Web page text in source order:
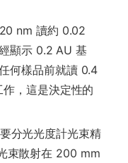
nm 讀約 0.02
顯示 0.2 AU 基
何樣品前就讀 0.4
，這是決定性的
分光光度計光束精
束散射在 200 mm